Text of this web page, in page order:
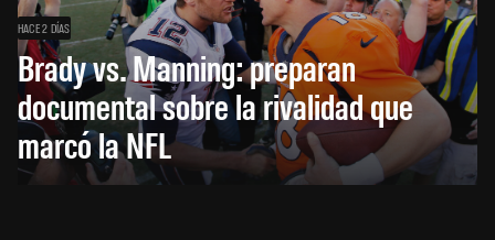
HACE 2 DÍAS
Brady vs. Manning: preparan
documental sobre la rivalidad que
marcó la NFL